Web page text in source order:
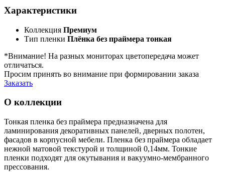
Характеристики
Коллекция Премиум
Тип пленки Плёнка без праймера тонкая
*Внимание! На разных мониторах цветопередача может
отличаться.
Просим принять во внимание при формировании заказа
Заказать
О коллекции
Тонкая пленка без праймера предназначена для
ламинирования декоративных панелей, дверных полотен,
фасадов в корпусной мебели. Пленка без праймера обладает
нежной матовой текстурой и толщиной 0,14мм. Тонкие
пленки подходят для окутывания и вакуумно-мембранного
прессования.